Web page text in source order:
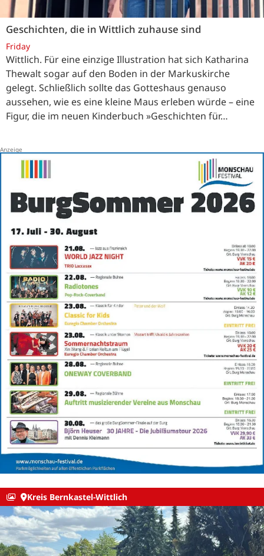
Geschichten, die in Wittlich zuhause sind
Friday
Wittlich. Für eine einzige Illustration hat sich Katharina
Thewalt sogar auf den Boden in der Markuskirche
gelegt. Schließlich sollte das Gotteshaus genauso
aussehen, wie es eine kleine Maus erleben würde – eine
Figur, die im neuen Kinderbuch »Geschichten für…
Kreis Bernkastel-Wittlich